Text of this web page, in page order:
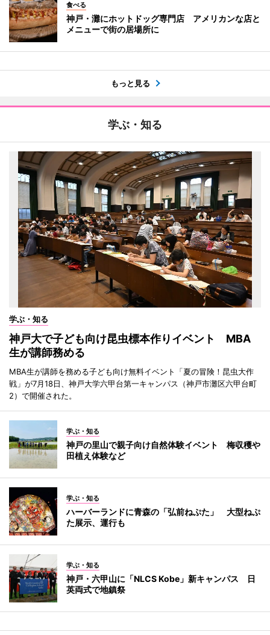
食べる
神戸・灘にホットドッグ専門店 アメリカンな店と
メニューで街の居場所に
もっと見る
学ぶ・知る
学ぶ・知る
神戸大で子ども向け昆虫標本作りイベント MBA
生が講師務める
MBA生が講師を務める子ども向け無料イベント「夏の冒険！昆虫大作
戦」が7月18日、神戸大学六甲台第一キャンパス（神戸市灘区六甲台町
2）で開催された。
学ぶ・知る
神戸の里山で親子向け自然体験イベント 梅収穫や
田植え体験など
学ぶ・知る
ハーバーランドに青森の「弘前ねぷた」 大型ねぷ
た展示、運行も
学ぶ・知る
神戸・六甲山に「NLCS Kobe」新キャンパス 日
英両式で地鎮祭